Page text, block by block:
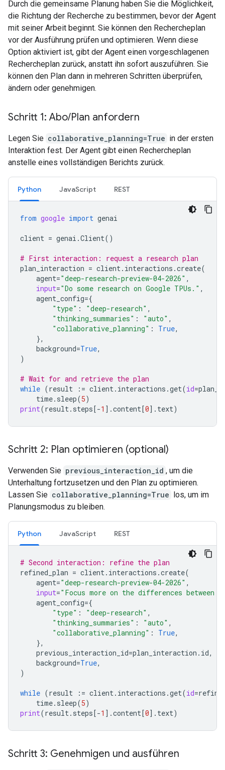
Durch die gemeinsame Planung haben Sie die Möglichkeit,
die Richtung der Recherche zu bestimmen, bevor der Agent
mit seiner Arbeit beginnt. Sie können den Rechercheplan
vor der Ausführung prüfen und optimieren. Wenn diese
Option aktiviert ist, gibt der Agent einen vorgeschlagenen
Rechercheplan zurück, anstatt ihn sofort auszuführen. Sie
können den Plan dann in mehreren Schritten überprüfen,
ändern oder genehmigen.
Schritt 1: Abo/Plan anfordern
Legen Sie collaborative_planning=True in der ersten
Interaktion fest. Der Agent gibt einen Rechercheplan
anstelle eines vollständigen Berichts zurück.
Python JavaScript REST
from google import genai
client = genai .Client()
# First interaction: request a research plan
plan_interaction = client. interactions .create(
agent="deep-research-preview-04-2026" ,
input="Do some research on Google TPUs." ,
agent_config={
"type" : "deep-research" ,
"thinking_summaries" : "auto" ,
"collaborative_planning" : True,
},
background=True,
)
# Wait for and retrieve the plan
while (result := client. interactions .get(id=
time. sleep(5)
print(result. steps[-1 ] .content[0] . text)
Schritt 2: Plan optimieren (optional)
Verwenden Sie previous_interaction_id , um die
Unterhaltung fortzusetzen und den Plan zu optimieren.
Lassen Sie collaborative_planning=True los, um im
Planungsmodus zu bleiben.
Python JavaScript REST
# Second interaction: refine the plan
refined_plan = client. interactions .create(
agent="deep-research-preview-04-2026" ,
input="Focus more on the differences between
agent_config={
"type" : "deep-research" ,
"thinking_summaries" : "auto" ,
"collaborative_planning" : True,
},
previous_interaction_id=plan_interaction . id,
background=True,
)
while (result := client. interactions .get(id=
time. sleep(5)
print(result. steps[-1 ] .content[0] . text)
Schritt 3: Genehmigen und ausführen